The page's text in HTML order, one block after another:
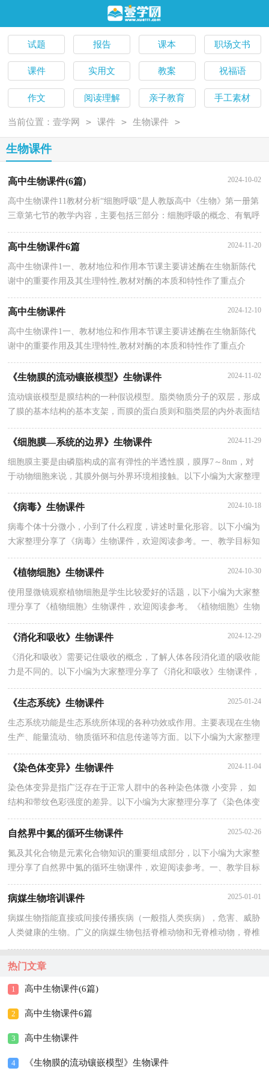
试题 报告 课本 职场文书
课件 实用文 教案 祝福语
作文 阅读理解 亲子教育 手工素材
当前位置：壹学网 > 课件 > 生物课件 >
生物课件
高中生物课件(6篇) 2024-10-02
高中生物课件11教材分析“细胞呼吸”是人教版高中《生物》第一册第
三章第七节的教学内容，主要包括三部分：细胞呼吸的概念、有氧呼
吸和无氧呼吸的过程、细胞呼吸的意义。“细胞呼吸”是生物体各
高中生物课件6篇 2024-11-20
高中生物课件1一、教材地位和作用本节课主要讲述酶在生物新陈代
谢中的重要作用及其生理特性,教材对酶的本质和特性作了重点介
生命
高中生物课件 2024-12-10
高中生物课件1一、教材地位和作用本节课主要讲述酶在生物新陈代
谢中的重要作用及其生理特性,教材对酶的本质和特性作了重点介
绍。本章本节课内容是高二生物教材的重难点内容。自然界中的一切
生命
《生物膜的流动镶嵌模型》生物课件 2024-11-02
流动镶嵌模型是膜结构的一种假说模型。脂类物质分子的双层，形成
了膜的基本结构的基本支架，而膜的蛋白质则和脂类层的内外表面结
《细胞膜—系统的边界》生物课件 2024-11-29
细胞膜主要是由磷脂构成的富有弹性的半透性膜，膜厚7～8nm，对
于动物细胞来说，其膜外侧与外界环境相接触。以下小编为大家整理
分享了《细胞膜—系统的边界》生物课件，欢迎阅读参考。一、教学
目
《病毒》生物课件 2024-10-18
病毒个体十分微小，小到了什么程度，讲述时量化形容。以下小编为
大家整理分享了《病毒》生物课件，欢迎阅读参考。一、教学目标知
识与技能目标：认识并掌握病毒的种类、结构以及繁殖方式，了解病
《植物细胞》生物课件 2024-10-30
使用显微镜观察植物细胞是学生比较爱好的话题，以下小编为大家整
理分享了《植物细胞》生物课件，欢迎阅读参考。《植物细胞》生物
《消化和吸收》生物课件 2024-12-29
《消化和吸收》需要记住吸收的概念，了解人体各段消化道的吸收能
力是不同的。以下小编为大家整理分享了《消化和吸收》生物课件，
欢迎阅读参考。一、教学目标【知识与技能目标】1、了解人体消化
《生态系统》生物课件 2025-01-24
生态系统功能是生态系统所体现的各种功效或作用。主要表现在生物
生产、能量流动、物质循环和信息传递等方面。以下小编为大家整理
《染色体变异》生物课件 2024-11-04
染色体变异是指广泛存在于正常人群中的各种染色体微 小变异， 如
结构和带纹色彩强度的差异。以下小编为大家整理分享了《染色体变
异》生物课件，欢迎阅读参考。一、教学目标【知识与技能目标】1
自然界中氮的循环生物课件 2025-02-26
氮及其化合物是元素化合物知识的重要组成部分，以下小编为大家整
理分享了自然界中氮的循环生物课件，欢迎阅读参考。一、教学目标
病媒生物培训课件 2025-01-01
病媒生物指能直接或间接传播疾病（一般指人类疾病），危害、威胁
人类健康的生物。广义的病媒生物包括脊椎动物和无脊椎动物，脊椎
动物媒介主要是鼠类，属哺乳纲啮齿目动物；无脊椎动物媒介主要是
热门文章
1 高中生物课件(6篇)
2 高中生物课件6篇
3 高中生物课件
4 《生物膜的流动镶嵌模型》生物课件